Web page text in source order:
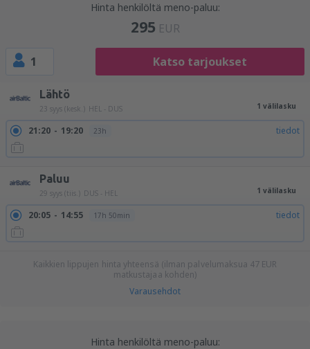
Hinta henkilöltä meno-paluu:
295 EUR
1 Katso tarjoukset
Lähtö
23 syys (kesk.) HEL - DUS 1 välilasku
21:20 19:20 23h tiedot
Paluu
29 syys (tiis.) DUS - HEL 1 välilasku
20:05 14:55 17h 50min tiedot
Kaikkien lippujen hinta yhteensä (ilman palvelumaksua 47 EUR
matkustajaa kohden)
Varausehdot
Hinta henkilöltä meno-paluu: